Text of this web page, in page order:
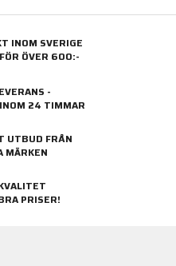
INOM SVERIGE
ÖVER 600:-
-
24 TIMMAR
UTBUD FRÅN
MÄRKEN
PRISER!